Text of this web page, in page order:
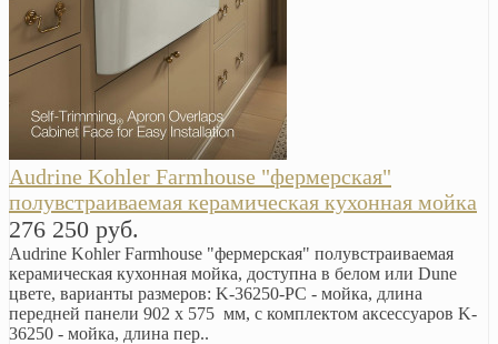
Audrine Kohler Farmhouse "фермерская"
полувстраиваемая керамическая кухонная мойка
276 250 руб.
Audrine Kohler Farmhouse "фермерская" полувстраиваемая
керамическая кухонная мойка, доступна в белом или Dune
цвете, варианты размеров: K-36250-PC - мойка, длина
передней панели 902 х 575 мм, с комплектом аксессуаров K-
36250 - мойка, длина пер..